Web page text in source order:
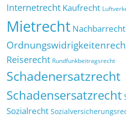
Internetrecht Kaufrecht
Mietrecht Nachbarrecht
Reiserecht Rundfunkbeitragsrecht
Schadenersatzrecht
Schadensersatzrecht
Sozialrecht